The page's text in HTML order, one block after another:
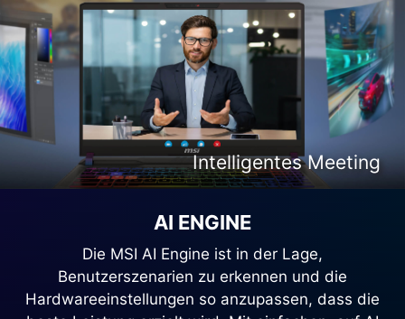
Intelligentes Entertainment
Intelligente Content-Creation
Intelligentes Meeting
Intelligentes Gaming
AI ENGINE
Die MSI AI Engine ist in der Lage,
Benutzerszenarien zu erkennen und die
Hardwareeinstellungen so anzupassen, dass die